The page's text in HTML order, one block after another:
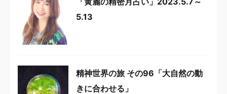
5.13
精神世界の旅 その96「大自然の動
きに合わせる」